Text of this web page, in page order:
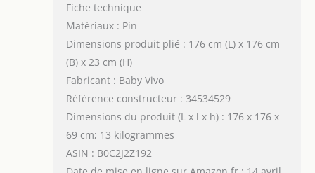
Fiche technique
Matériaux : Pin
Dimensions produit plié : 176 cm (L) x 176 cm
(B) x 23 cm (H)
Fabricant : Baby Vivo
Référence constructeur : 34534529
Dimensions du produit (L x l x h) : 176 x 176 x
69 cm; 13 kilogrammes
ASIN : B0C2J2Z192